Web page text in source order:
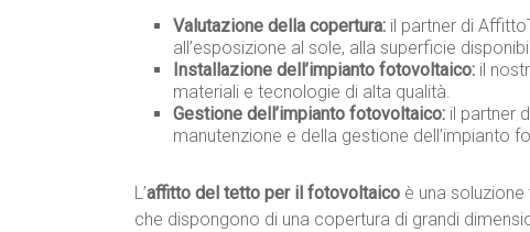
Valutazione della copertura: il partner di
all’esposizione al sole, alla superficie
Installazione dell’impianto fotovoltaico: il
materiali e tecnologie di alta qualità.
Gestione dell’impianto fotovoltaico: il partner
manutenzione e della gestione dell’impianto
L’affitto del tetto per il fotovoltaico è una
che dispongono di una copertura di grandi